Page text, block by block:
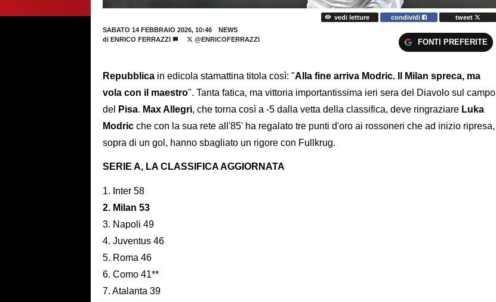
vedi letture condividi
tweet
SABATO 14 FEBBRAIO 2026, 10:46
NEWS
di ENRICO FERRAZZI @ENRICOFERRAZZI FONTI PREFERITE
Repubblica in edicola stamattina titola così: "Alla fine arriva Modric. Il Milan spreca, ma
vola con il maestro". Tanta fatica, ma vittoria importantissima ieri sera del Diavolo sul campo
del
Pisa. Max Allegri, che torna così a -5 dalla vetta della classifica, deve ringraziare Luka
Modric che con la sua rete all'85' ha regalato tre punti d'oro ai rossoneri che ad inizio ripresa,
sopra di un gol, hanno sbagliato un rigore con Fullkrug.
SERIE A, LA CLASSIFICA AGGIORNATA
1. Inter 58
2. Milan 53
3. Napoli 49
4. Juventus 46
5. Roma 46
6. Como 41**
7. Atalanta 39